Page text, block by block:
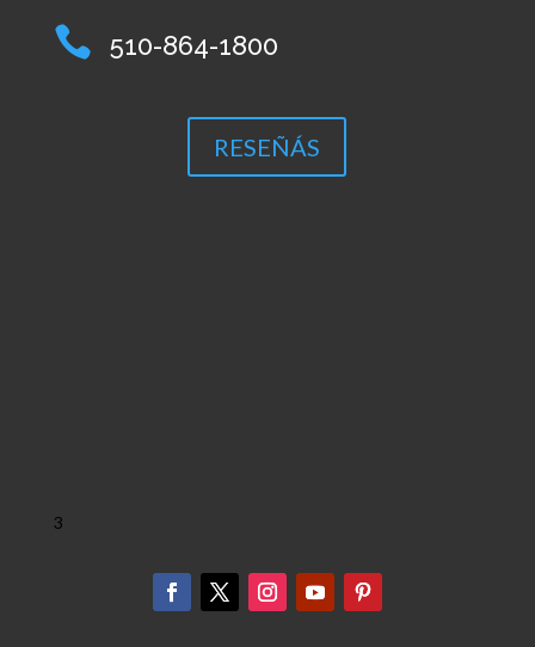
 510-864-1800
RESEÑÁS
3